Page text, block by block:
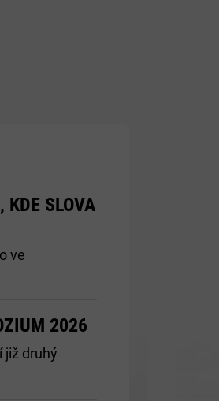
SLOVA
ve
2026
již druhý